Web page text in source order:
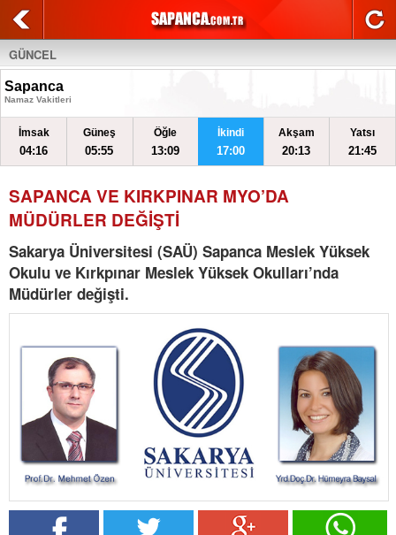
GÜNCEL
Sapanca
Namaz Vakitleri
İmsak
04:16
Güneş
05:55
Öğle
13:09
İkindi
17:00
Akşam
20:13
Yatsı
21:45
SAPANCA VE KIRKPINAR MYO’DA
MÜDÜRLER DEĞİŞTİ
Sakarya Üniversitesi (SAÜ) Sapanca Meslek Yüksek
Okulu ve Kırkpınar Meslek Yüksek Okulları’nda
Müdürler değişti.